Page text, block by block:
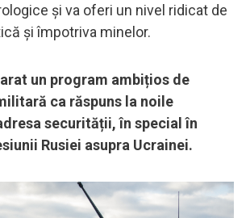
și va oferi un nivel ridicat de
și împotriva minelor.
un program ambițios de
ca răspuns la noile
securității, în special în
Rusiei asupra Ucrainei.